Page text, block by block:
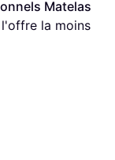
Matelas
la moins